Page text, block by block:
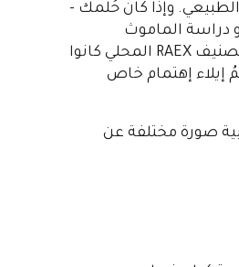
وإذا كان حُلمك -
دراسة الماموث
الحقيقي، فسيكونُ التصنيف الإقليمي مُفيداً. وهكذا ، فإن الأشخاص المعنيين في تصنيف RAEX المحلي كانوا
إيلاء إهتمام خاص
صورة مختلفة عن